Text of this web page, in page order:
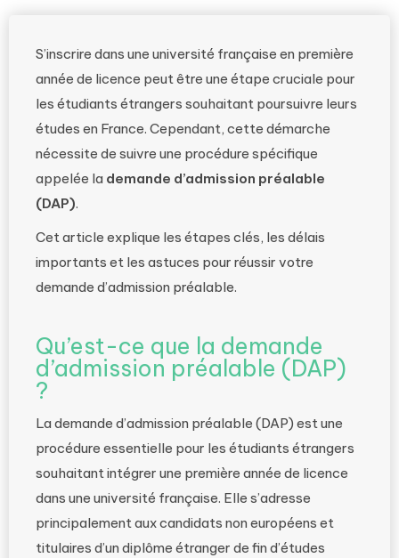
S’inscrire dans une université française en première
année de licence peut être une étape cruciale pour
les étudiants étrangers souhaitant poursuivre leurs
études en France. Cependant, cette démarche
nécessite de suivre une procédure spécifique
appelée la demande d’admission préalable
(DAP).
Cet article explique les étapes clés, les délais
importants et les astuces pour réussir votre
demande d’admission préalable.
Qu’est-ce que la demande
d’admission préalable (DAP)
?
La demande d’admission préalable (DAP) est une
procédure essentielle pour les étudiants étrangers
souhaitant intégrer une première année de licence
dans une université française. Elle s’adresse
principalement aux candidats non européens et
titulaires d’un diplôme étranger de fin d’études